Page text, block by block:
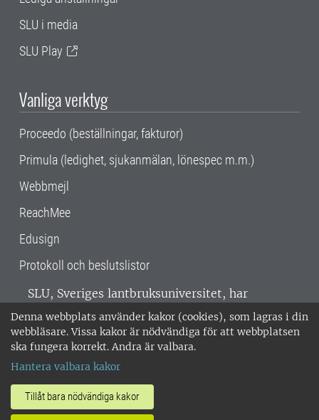
Denna webbplats använder kakor (cookies), som lagras i din
webbläsare. Vissa kakor är nödvändiga för att webbplatsen
ska fungera korrekt. Andra är valbara.
Hantera valbara kakor
Tillåt bara nödvändiga kakor
SLU i media
SLU Play
Vanliga verktyg
Proceedo (beställningar, fakturor)
Primula (ledighet, sjukanmälan, lönespec m.m.)
Webbmejl
ReachMee
Edusign
Protokoll och beslutslistor
SLU, Sveriges lantbruksuniversitet, har
verksamhet över hela Sverige. Huvudorter är
Alnarp, Uppsala och Umeå.SLU är
miljöcertifierat enligt ISO 14001. •
018-67 10 00 • Org nr: 202100-2817 •
Om SLU:s webbplatser
•Hantera kakor•Behandling av